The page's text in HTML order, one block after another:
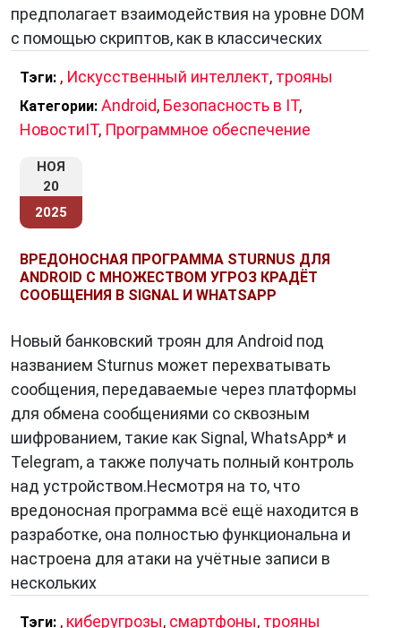
многоуровневые платформы для доставки
других вредоносов, включая вымогателей
Цели и мотивы распространения
Если в начале 2000-х трояны создавались в
одиночками, то сегодня за ними стоят
организованные киберпреступные группы
цель —финансовая выгода
Трояны используются для:
кражи криптовалютных кошельков и NFT;
шантажа и кибершпионажа;
подмены платёжных реквизитов в онлайн-
банкинге;
распространения фейковых обновлений
систем безопасности.
Особую опасность представляют
государственные кибератаки, где трояны
становятся инструментом кибершпионажа и
саботажа. Известны случаи, когда трояны
внедрялись в промышленное оборудование,
телекоммуникационные сети и системы
предполагает взаимодействия на уровне DOM
с помощью скриптов, как в классических
Тэги: , Искусственный интеллект, трояны
Категории: Android, Безопасность в IT,
НовостиIT, Программное обеспечение
НОЯ
20
2025
ВРЕДОНОСНАЯ ПРОГРАММА STURNUS ДЛЯ
ANDROID С МНОЖЕСТВОМ УГРОЗ КРАДЁТ
СООБЩЕНИЯ В SIGNAL И WHATSAPP
Новый банковский троян для Android под
названием Sturnus может перехватывать
сообщения, передаваемые через платформы
для обмена сообщениями со сквозным
шифрованием, такие как Signal, WhatsApp* и
Telegram, а также получать полный контроль
над устройством.Несмотря на то, что
вредоносная программа всё ещё находится в
разработке, она полностью функциональна и
настроена для атаки на учётные записи в
нескольких
Тэги: , киберугрозы, смартфоны, трояны